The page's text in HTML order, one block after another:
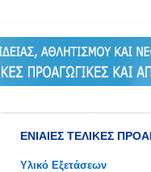
ΕΝΙΑΙΕΣ ΤΕΛΙΚΕΣ
Υλικό Εξετάσεων